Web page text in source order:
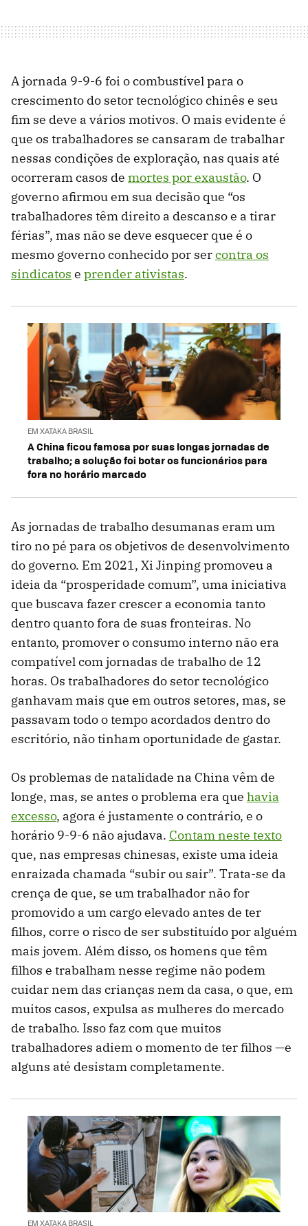
A jornada 9-9-6 foi o combustível para o
crescimento do setor tecnológico chinês e seu
fim se deve a vários motivos. O mais evidente é
que os trabalhadores se cansaram de trabalhar
nessas condições de exploração, nas quais até
ocorreram casos de mortes por exaustão. O
governo afirmou em sua decisão que “os
trabalhadores têm direito a descanso e a tirar
férias”, mas não se deve esquecer que é o
mesmo governo conhecido por sercontra os
sindicatos e prender ativistas.
EM XATAKA BRASIL
A China ficou famosa por suas longas jornadas de
trabalho; a solução foi botar os funcionários para
fora no horário marcado
As jornadas de trabalho desumanas eram um
tiro no pé para os objetivos de desenvolvimento
do governo. Em 2021, Xi Jinping promoveu a
ideia da “prosperidade comum”, uma iniciativa
que buscava fazer crescer a economia tanto
dentro quanto fora de suas fronteiras. No
entanto, promover o consumo interno não era
compatível com jornadas de trabalho de 12
horas. Os trabalhadores do setor tecnológico
ganhavam mais que em outros setores, mas, se
passavam todo o tempo acordados dentro do
escritório, não tinham oportunidade de gastar.
Os problemas de natalidade na China vêm de
longe, mas, se antes o problema era que havia
excesso, agora é justamente o contrário, e o
horário 9-9-6 não ajudava. Contam neste texto
que, nas empresas chinesas, existe uma ideia
enraizada chamada “subir ou sair”. Trata-se da
crença de que, se um trabalhador não for
promovido a um cargo elevado antes de ter
filhos, corre o risco de ser substituído por alguém
mais jovem. Além disso, os homens que têm
filhos e trabalham nesse regime não podem
cuidar nem das crianças nem da casa, o que, em
muitos casos, expulsa as mulheres do mercado
de trabalho. Isso faz com que muitos
trabalhadores adiem o momento de ter filhos —e
alguns até desistam completamente.
EM XATAKA BRASIL